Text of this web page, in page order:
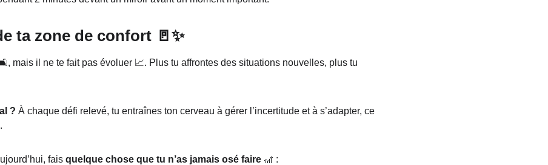
ta zone de confort 🚪✨
mais il ne te fait pas évoluer 📈. Plus tu affrontes des situations nouvelles, plus tu
? À chaque défi relevé, tu entraînes ton cerveau à gérer l’incertitude et à s’adapter, ce
fais quelque chose que tu n’as jamais osé faire 🎢 :